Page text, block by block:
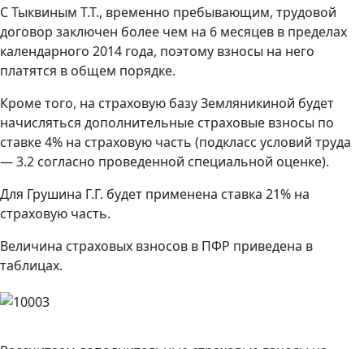
С Тыквиным Т.Т., временно пребывающим, трудовой
договор заключен более чем на 6 месяцев в пределах
календарного 2014 года, поэтому взносы на него
платятся в общем порядке.
Кроме того, на страховую базу Земляникиной будет
начисляться дополнительные страховые взносы по
ставке 4% на страховую часть (подкласс условий труда
— 3.2 согласно проведенной специальной оценке).
Для Грушина Г.Г. будет применена ставка 21% на
страховую часть.
Величина страховых взносов в ПФР приведена в
таблицах.